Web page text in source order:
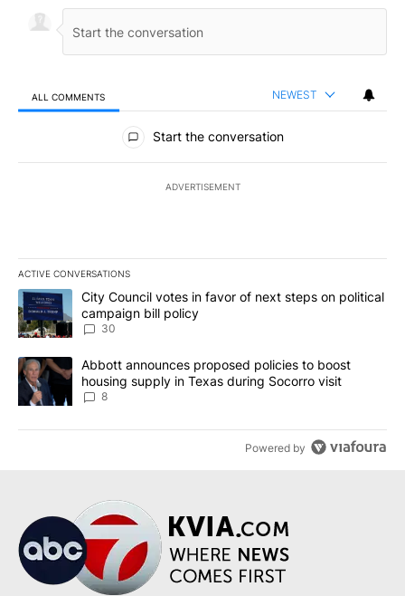
ALL COMMENTS NEWEST
All Comments
Start the conversation
ADVERTISEMENT
ACTIVE CONVERSATIONS
The following is a list of the most commented articles in the last
A trending article titled "City Council votes in favor of next
City Council votes in favor of next steps on political
campaign bill policy
30
A trending article titled "Abbott announces proposed policies to
Abbott announces proposed policies to boost
housing supply in Texas during Socorro visit
8
Powered by